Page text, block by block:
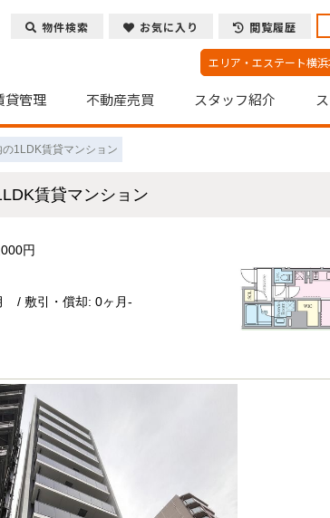
物件検索 お気に入り 閲覧履歴
エリア・エステート横
貸管理 不動産売買 スタッフ紹介
1LDK賃貸マンション
賃貸マンション
円
/ 敷引・償却: 0ヶ月-